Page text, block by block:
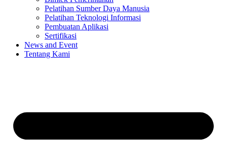
Pelatihan Sumber Daya Manusia
Pelatihan Teknologi Informasi
Pembuatan Aplikasi
Sertifikasi
News and Event
Tentang Kami